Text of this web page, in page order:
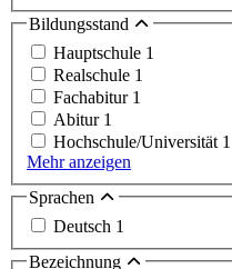
Bildungsstand
Hauptschule 1
Realschule 1
Fachabitur 1
Abitur 1
Hochschule/Universität 1
Mehr anzeigen
Sprachen
Deutsch 1
Bezeichnung